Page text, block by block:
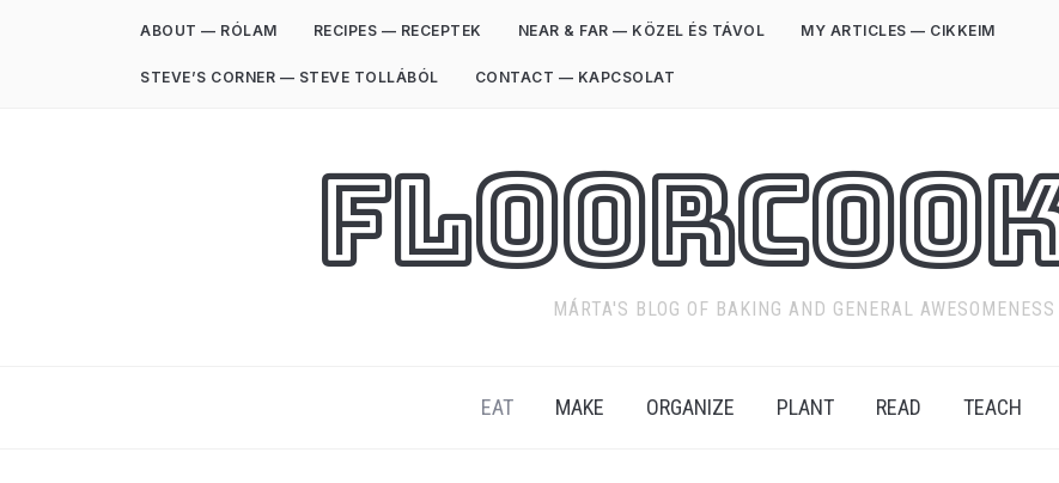
ABOUT — RÓLAM RECIPES — RECEPTEK NEAR & FAR — KÖZEL ÉS TÁVOL MY ARTICLES — CIKKEIM
STEVE’S CORNER — STEVE TOLLÁBÓL CONTACT — KAPCSOLAT
MÁRTA'S BLOG OF BAKING AND GENERAL AWESOMENESS
EAT MAKE ORGANIZE PLANT READ TEACH